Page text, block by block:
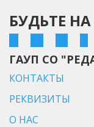
БУДЬТЕ
ГАУП СО
КОНТАКТЫ
РЕКВИЗИТЫ
О НАС